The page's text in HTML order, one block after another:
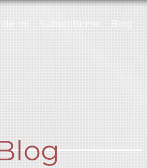
de mí Subscribirme Blog